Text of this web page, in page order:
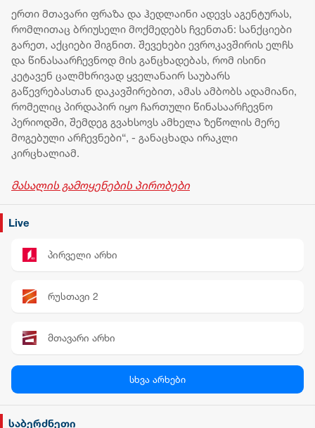
ერთი მთავარი ფრაზა და ჰედლაინი ადევს აგენტურას,
რომლითაც ბრიუსელი მოქმედებს ჩვენთან: სანქციები
გარეთ, აქციები შიგნით. შევეხები ევროკავშირის ელჩს
და წინასაარჩევნოდ მის განცხადებას, რომ ისინი
კეტავენ ცალმხრივად ყველანაირ საუბარს
გაწევრებასთან დაკავშირებით, ამას ამბობს ადამიანი,
რომელიც პირდაპირ იყო ჩართული წინასაარჩევნო
პერიოდში, შემდეგ გვახსოვს ამხელა ზეწოლის მერე
მოგებული არჩევნები“, - განაცხადა ირაკლი
კირცხალიამ.
მასალის გამოყენების პირობები
Live
პირველი არხი
რუსთავი 2
მთავარი არხი
სილქ უნივერსალი
სხვა არხები
საბერძნეთი